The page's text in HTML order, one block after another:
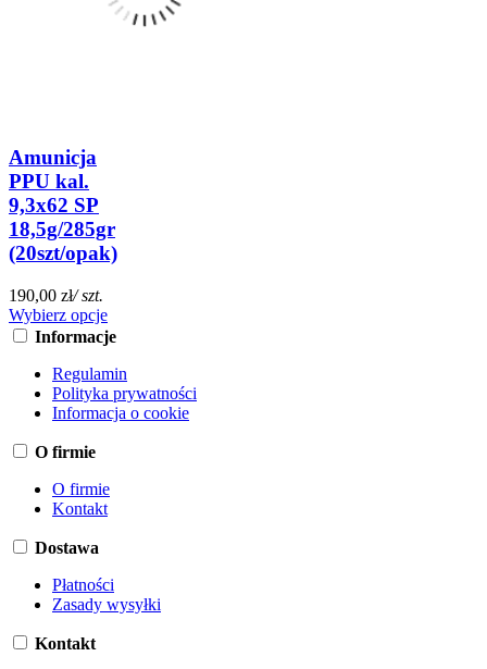
Amunicja
PPU kal.
9,3x62 SP
18,5g/285gr
(20szt/opak)
190,00 zł/ szt.
Wybierz opcje
Informacje
Regulamin
Polityka prywatności
Informacja o cookie
O firmie
O firmie
Kontakt
Dostawa
Płatności
Zasady wysyłki
Kontakt